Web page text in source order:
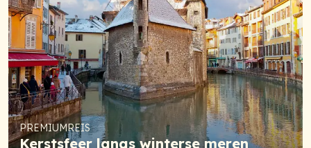
PREMIUMREIS
Kerstsfeer langs winterse meren